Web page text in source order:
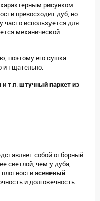
рисунком
превосходит дуб, но
часто используется для
механической
поэтому его сушка
и тщательно.
и т.п. штучный паркет из
собой отборный
светлой, чем у дуба,
ясеневый
и долговечность